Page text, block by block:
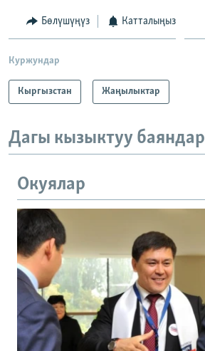
Бөлүшүңүз Катталыңыз
Куржундар
Кыргызстан Жаңылыктар
Дагы кызыктуу баяндар
Окуялар